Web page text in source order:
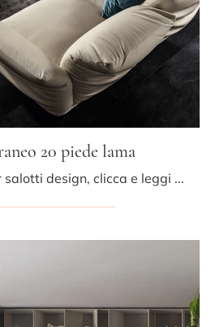
20 piede lama
Se desideri divani per salotti design, clicca e leggi di più sul modello Contemporaneo 20 piede lama in pelle del marchio Albani.